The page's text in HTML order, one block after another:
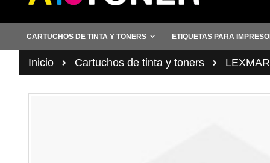
CARTUCHOS DE TINTA Y TONERS ETIQUETAS PARA
Inicio Cartuchos de tinta y toners